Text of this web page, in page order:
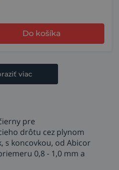
Do košíka
viac
pre
drôtu cez plynom
s koncovkou, od Abicor
0,8 - 1,0 mm a